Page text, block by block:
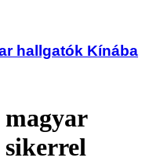
hallgatók Kínába
sikerrel